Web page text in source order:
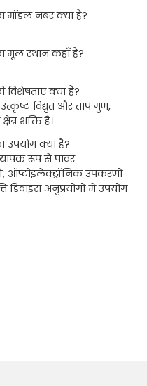
मॉडल नंबर क्या है?
मूल स्थान कहाँ है?
विशेषताएं क्या हैं?
विद्युत और ताप गुण,
शक्ति है।
उपयोग क्या है?
रूप से पावर
ऑप्टोइलेक्ट्रॉनिक उपकरणों
डिवाइस अनुप्रयोगों में उपयोग